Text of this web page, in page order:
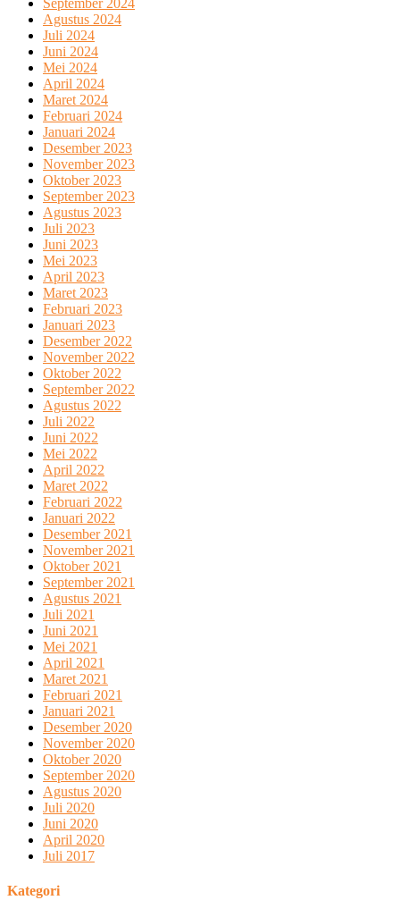
Agustus 2024
Juli 2024
Juni 2024
Mei 2024
April 2024
Maret 2024
Februari 2024
Januari 2024
Desember 2023
November 2023
Oktober 2023
September 2023
Agustus 2023
Juli 2023
Juni 2023
Mei 2023
April 2023
Maret 2023
Februari 2023
Januari 2023
Desember 2022
November 2022
Oktober 2022
September 2022
Agustus 2022
Juli 2022
Juni 2022
Mei 2022
April 2022
Maret 2022
Februari 2022
Januari 2022
Desember 2021
November 2021
Oktober 2021
September 2021
Agustus 2021
Juli 2021
Juni 2021
Mei 2021
April 2021
Maret 2021
Februari 2021
Januari 2021
Desember 2020
November 2020
Oktober 2020
September 2020
Agustus 2020
Juli 2020
Juni 2020
April 2020
Juli 2017
Kategori